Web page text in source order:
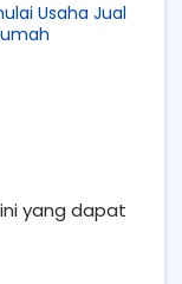
Usaha Jual
yang dapat